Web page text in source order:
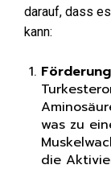
darauf, dass
kann:
was zu
die